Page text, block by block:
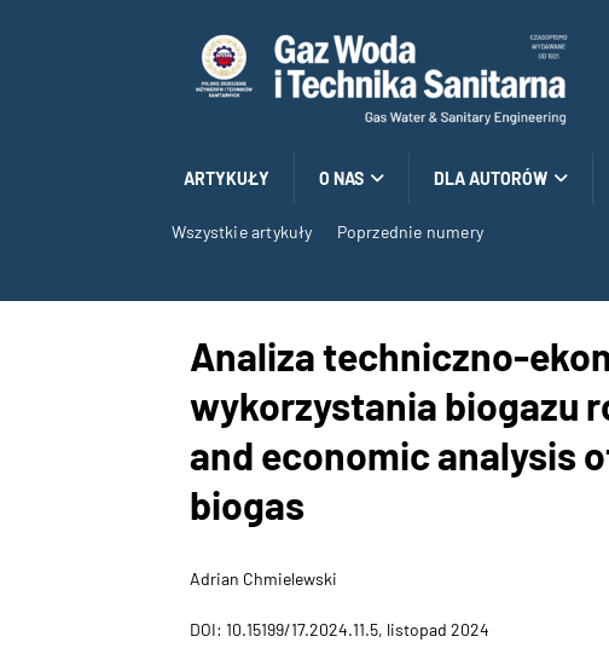
ARTYKUŁY O NAS DLA AUTORÓW
Wszystkie artykuły Poprzednie numery
Analiza techniczno-
wykorzystania biogazu
and economic analysis
biogas
Adrian Chmielewski
DOI: 10.15199/17.2024.11.5, listopad 2024